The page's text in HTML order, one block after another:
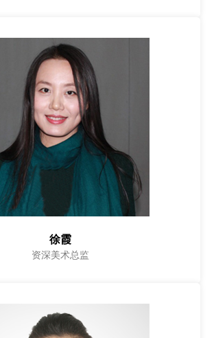
徐霞
资深美术总监